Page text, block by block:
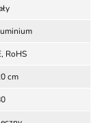
RoHS
cm